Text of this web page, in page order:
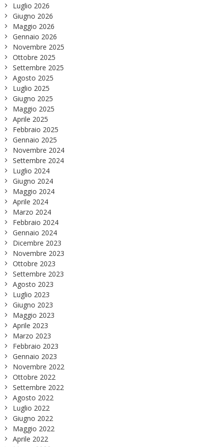
Luglio 2026
Giugno 2026
Maggio 2026
Gennaio 2026
Novembre 2025
Ottobre 2025
Settembre 2025
Agosto 2025
Luglio 2025
Giugno 2025
Maggio 2025
Aprile 2025
Febbraio 2025
Gennaio 2025
Novembre 2024
Settembre 2024
Luglio 2024
Giugno 2024
Maggio 2024
Aprile 2024
Marzo 2024
Febbraio 2024
Gennaio 2024
Dicembre 2023
Novembre 2023
Ottobre 2023
Settembre 2023
Agosto 2023
Luglio 2023
Giugno 2023
Maggio 2023
Aprile 2023
Marzo 2023
Febbraio 2023
Gennaio 2023
Novembre 2022
Ottobre 2022
Settembre 2022
Agosto 2022
Luglio 2022
Giugno 2022
Maggio 2022
Aprile 2022